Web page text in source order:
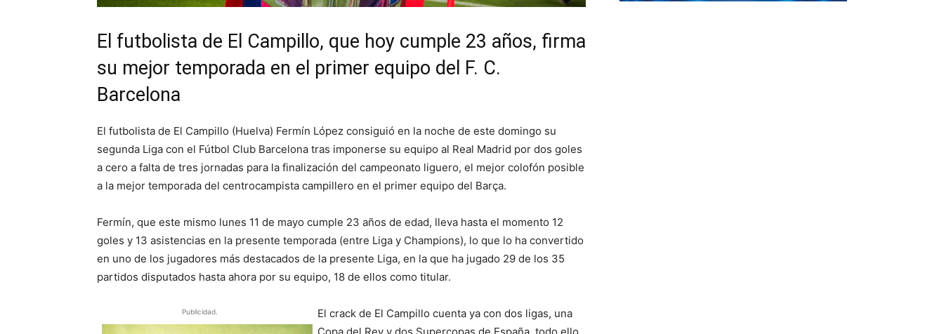
El futbolista de El Campillo, que hoy cumple 23 años, firma
su mejor temporada en el primer equipo del F. C.
Barcelona
El futbolista de El Campillo (Huelva) Fermín López consiguió en la noche de este domingo su
segunda Liga con el Fútbol Club Barcelona tras imponerse su equipo al Real Madrid por dos goles
a cero a falta de tres jornadas para la finalización del campeonato liguero, el mejor colofón posible
a la mejor temporada del centrocampista campillero en el primer equipo del Barça.
Fermín, que este mismo lunes 11 de mayo cumple 23 años de edad, lleva hasta el momento 12
goles y 13 asistencias en la presente temporada (entre Liga y Champions), lo que lo ha convertido
en uno de los jugadores más destacados de la presente Liga, en la que ha jugado 29 de los 35
partidos disputados hasta ahora por su equipo, 18 de ellos como titular.
Publicidad.
El crack de El Campillo cuenta ya con dos ligas, una